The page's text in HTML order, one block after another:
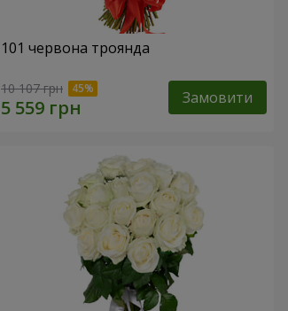
101 червона троянда
10 107 грн Замовити